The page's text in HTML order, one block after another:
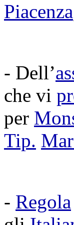
Piacenza
- Dell’
che vi
per
Tip.
- Regola